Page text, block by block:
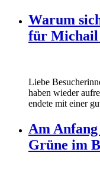
Warum
für Michail
Liebe
haben wieder
endete mit einer
Am Anfang
Grüne im